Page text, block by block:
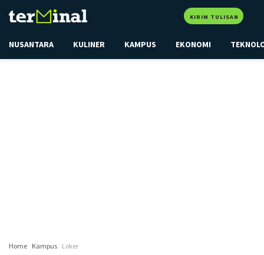
KIRIM TULISAN
NUSANTARA KULINER KAMPUS EKONOMI
Home Kampus Loker